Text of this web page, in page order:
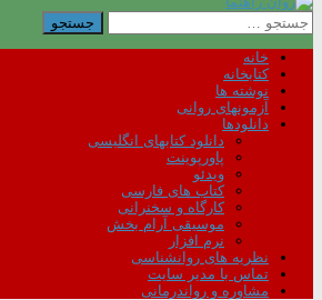
جستجو
برای:
خانه
کتابخانه
نوشته ها
آزمونهای روانی
دانلودها
دانلود کتابهای انگلیسی
پاورپوینت
ویدئو
کتاب های فارسی
کارگاه و سخنرانی
موسیقی آرام بخش
نرم افزار
نظریه های روانشناسی
تماس با مدیر سایت
مشاوره و رواندرمانی